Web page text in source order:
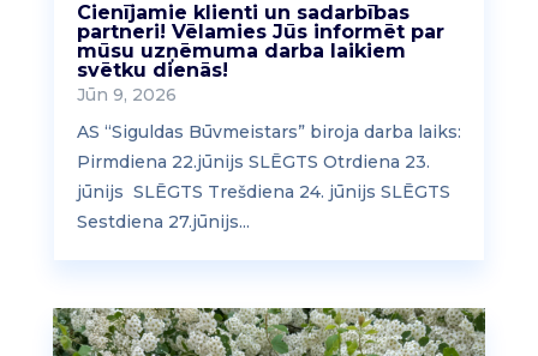
Cienījamie klienti un sadarbības
partneri! Vēlamies Jūs informēt par
mūsu uzņēmuma darba laikiem
svētku dienās!
Jūn 9, 2026
AS “Siguldas Būvmeistars” biroja darba laiks:
Pirmdiena 22.jūnijs SLĒGTS Otrdiena 23.
jūnijs SLĒGTS Trešdiena 24. jūnijs SLĒGTS
Sestdiena 27.jūnijs...